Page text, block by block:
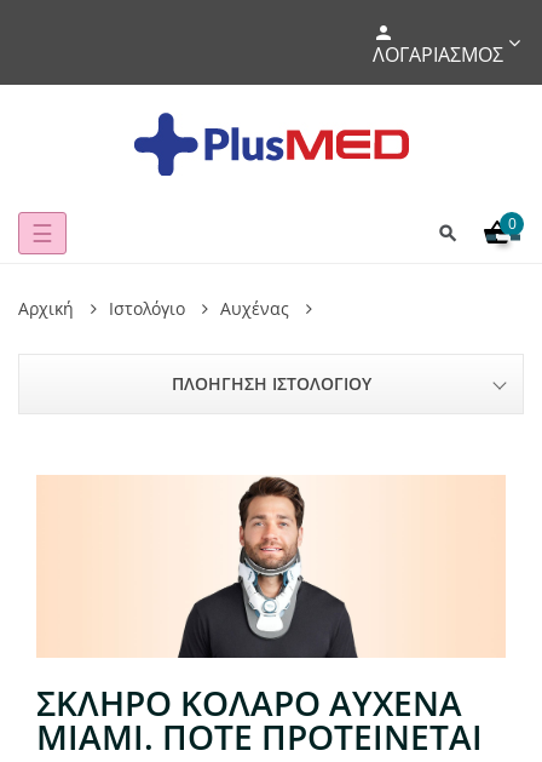
ΛΟΓΑΡΙΑΣΜΌΣ
Toggle
☰ 0
Αρχική Ιστολόγιο Αυχένας
ΠΛΟΉΓΗΣΗ ΙΣΤΟΛΟΓΊΟΥ
ΣΚΛΗΡΌ ΚΟΛΆΡΟ ΑΥΧΈΝΑ
MIAMI. ΠΌΤΕ ΠΡΟΤΕΊΝΕΤΑΙ